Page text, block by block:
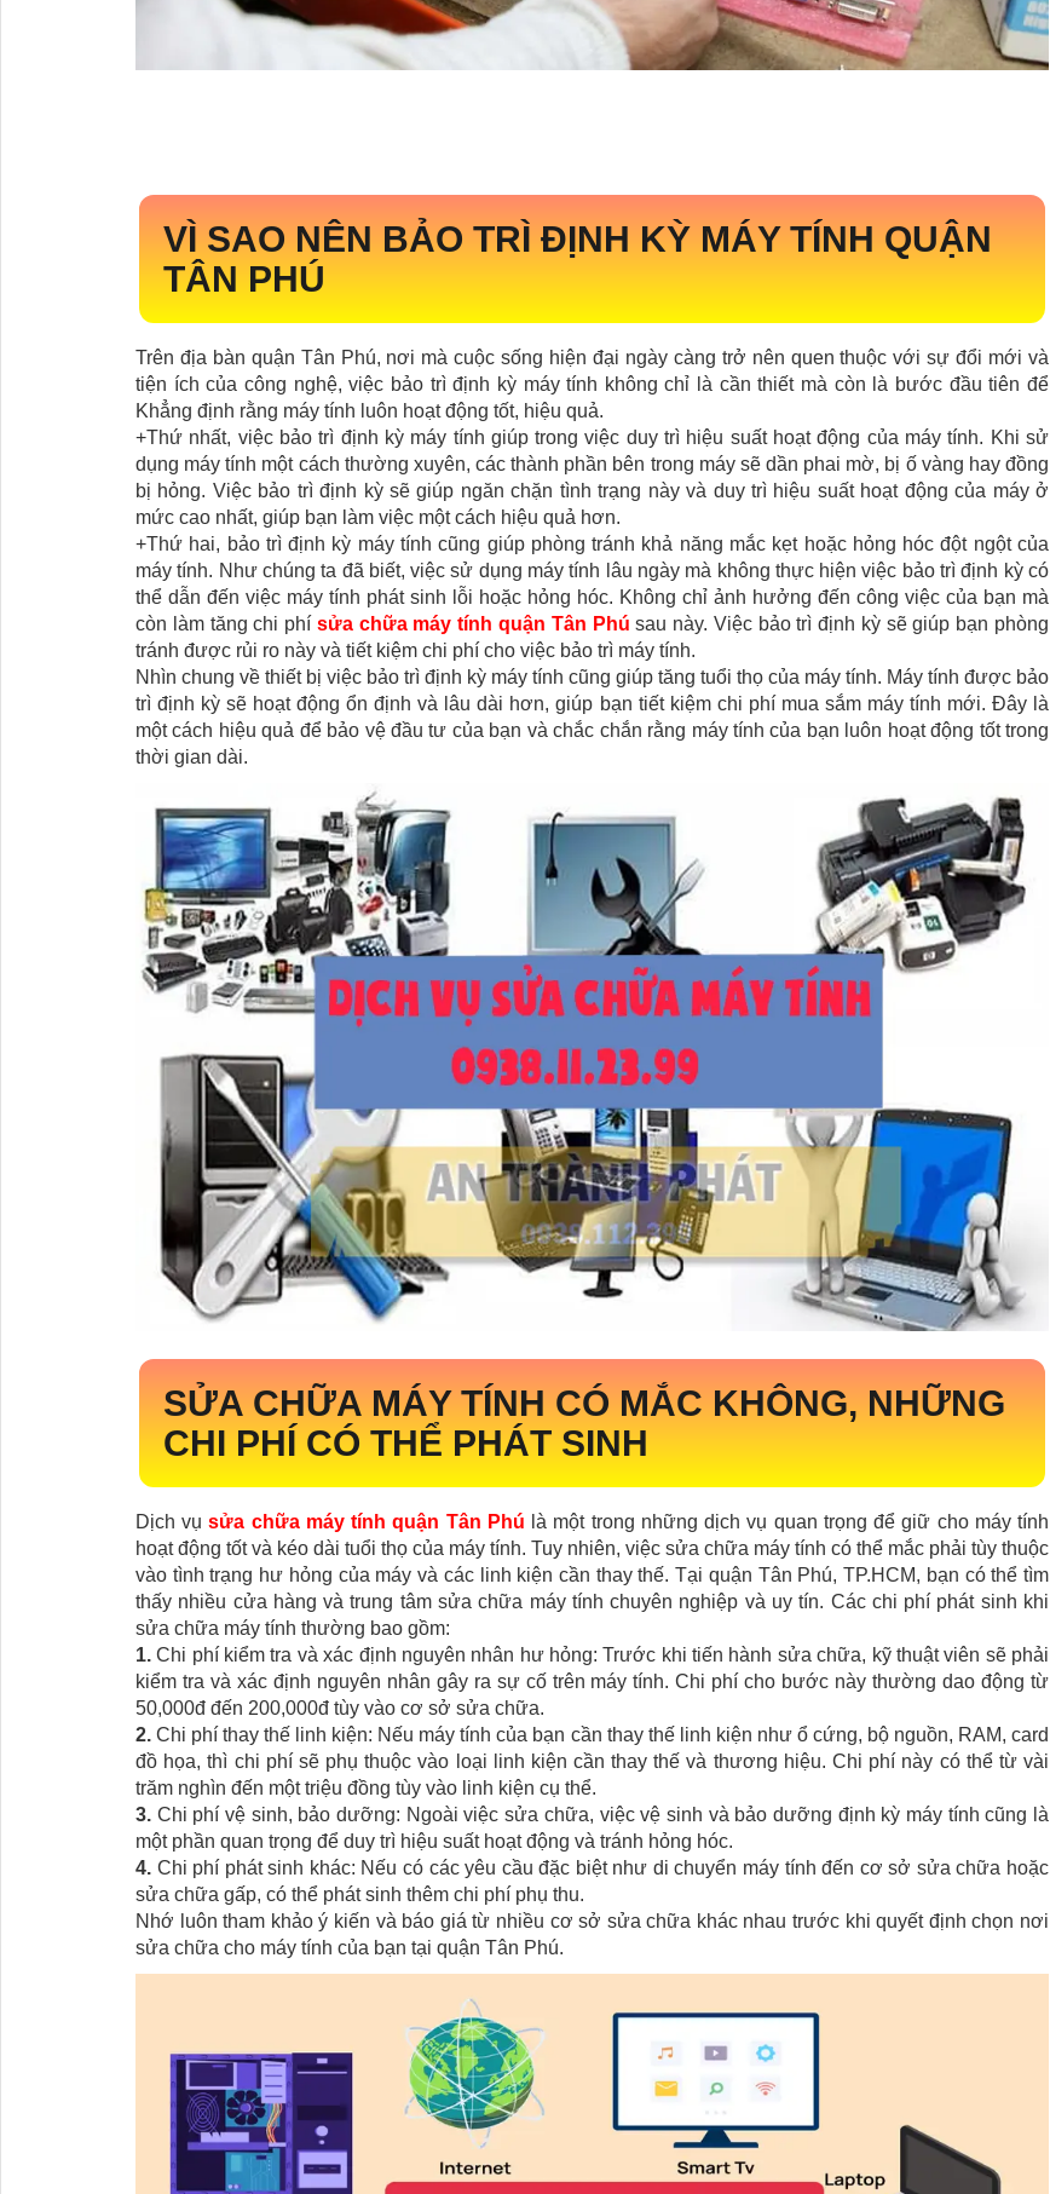
VÌ SAO NÊN BẢO TRÌ ĐỊNH KỲ MÁY TÍNH QUẬN
TÂN PHÚ
Trên địa bàn quận Tân Phú, nơi mà cuộc sống hiện đại ngày càng trở nên quen thuộc với sự đổi mới và
tiện ích của công nghệ, việc bảo trì định kỳ máy tính không chỉ là cần thiết mà còn là bước đầu tiên để
Khẳng định rằng máy tính luôn hoạt động tốt, hiệu quả.
+Thứ nhất, việc bảo trì định kỳ máy tính giúp trong việc duy trì hiệu suất hoạt động của máy tính. Khi sử
dụng máy tính một cách thường xuyên, các thành phần bên trong máy sẽ dần phai mờ, bị ố vàng hay đồng
bị hỏng. Việc bảo trì định kỳ sẽ giúp ngăn chặn tình trạng này và duy trì hiệu suất hoạt động của máy ở
mức cao nhất, giúp bạn làm việc một cách hiệu quả hơn.
+Thứ hai, bảo trì định kỳ máy tính cũng giúp phòng tránh khả năng mắc kẹt hoặc hỏng hóc đột ngột của
máy tính. Như chúng ta đã biết, việc sử dụng máy tính lâu ngày mà không thực hiện việc bảo trì định kỳ có
thể dẫn đến việc máy tính phát sinh lỗi hoặc hỏng hóc. Không chỉ ảnh hưởng đến công việc của bạn mà
còn làm tăng chi phí sửa chữa máy tính quận Tân Phúsau này. Việc bảo trì định kỳ sẽ giúp bạn phòng
tránh được rủi ro này và tiết kiệm chi phí cho việc bảo trì máy tính.
Nhìn chung về thiết bị việc bảo trì định kỳ máy tính cũng giúp tăng tuổi thọ của máy tính. Máy tính được bảo
trì định kỳ sẽ hoạt động ổn định và lâu dài hơn, giúp bạn tiết kiệm chi phí mua sắm máy tính mới. Đây là
một cách hiệu quả để bảo vệ đầu tư của bạn và chắc chắn rằng máy tính của bạn luôn hoạt động tốt trong
thời gian dài.
SỬA CHỮA MÁY TÍNH CÓ MẮC KHÔNG, NHỮNG
CHI PHÍ CÓ THỂ PHÁT SINH
Dịch vụsửa chữa máy tính quận Tân Phú là một trong những dịch vụ quan trọng để giữ cho máy tính
hoạt động tốt và kéo dài tuổi thọ của máy tính. Tuy nhiên, việc sửa chữa máy tính có thể mắc phải tùy thuộc
vào tình trạng hư hỏng của máy và các linh kiện cần thay thế. Tại quận Tân Phú, TP.HCM, bạn có thể tìm
thấy nhiều cửa hàng và trung tâm sửa chữa máy tính chuyên nghiệp và uy tín. Các chi phí phát sinh khi
sửa chữa máy tính thường bao gồm:
1. Chi phí kiểm tra và xác định nguyên nhân hư hỏng: Trước khi tiến hành sửa chữa, kỹ thuật viên sẽ phải
kiểm tra và xác định nguyên nhân gây ra sự cố trên máy tính. Chi phí cho bước này thường dao động từ
50,000đ đến 200,000đ tùy vào cơ sở sửa chữa.
2. Chi phí thay thế linh kiện: Nếu máy tính của bạn cần thay thế linh kiện như ổ cứng, bộ nguồn, RAM, card
đồ họa, thì chi phí sẽ phụ thuộc vào loại linh kiện cần thay thế và thương hiệu. Chi phí này có thể từ vài
trăm nghìn đến một triệu đồng tùy vào linh kiện cụ thể.
3. Chi phí vệ sinh, bảo dưỡng: Ngoài việc sửa chữa, việc vệ sinh và bảo dưỡng định kỳ máy tính cũng là
một phần quan trọng để duy trì hiệu suất hoạt động và tránh hỏng hóc.
4. Chi phí phát sinh khác: Nếu có các yêu cầu đặc biệt như di chuyển máy tính đến cơ sở sửa chữa hoặc
sửa chữa gấp, có thể phát sinh thêm chi phí phụ thu.
Nhớ luôn tham khảo ý kiến và báo giá từ nhiều cơ sở sửa chữa khác nhau trước khi quyết định chọn nơi
sửa chữa cho máy tính của bạn tại quận Tân Phú.